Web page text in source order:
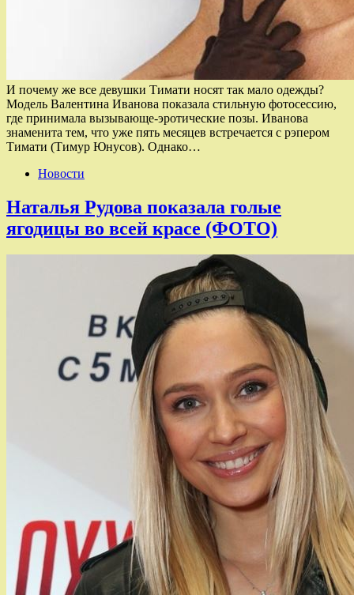
И почему же все девушки Тимати носят так мало одежды?
Модель Валентина Иванова показала стильную фотосессию,
где принимала вызывающе-эротические позы. Иванова
знаменита тем, что уже пять месяцев встречается с рэпером
Тимати (Тимур Юнусов). Однако…
Новости
Наталья Рудова показала голые
ягодицы во всей красе (ФОТО)